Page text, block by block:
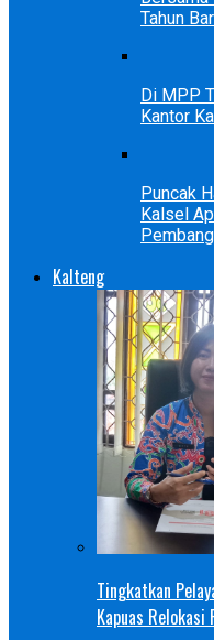
Tahun
Di MPP
Kantor
Puncak
Kalsel
Kalteng
Tingkatkan
Kapuas Relokasi